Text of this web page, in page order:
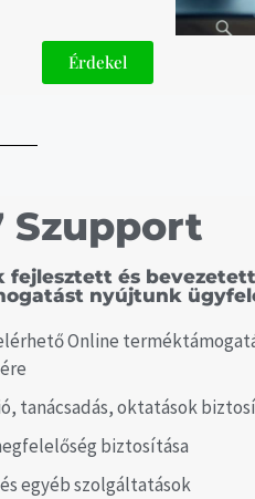
Érdekel
Szupport
fejlesztett és
nyújtunk
Online
tanácsadás, oktatások
biztosítása
egyéb szolgáltatások